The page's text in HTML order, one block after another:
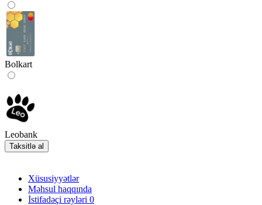
Bolkart
Leobank
Taksitlə al
Xüsusiyyətlər
Məhsul haqqında
İstifadəçi rəyləri 0